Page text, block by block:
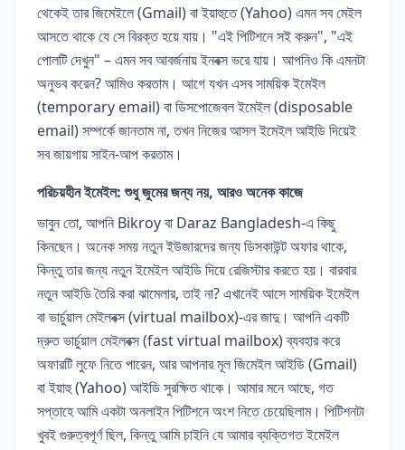
থেকেই তার জিমেইলে (Gmail) বা ইয়াহুতে (Yahoo) এমন সব মেইল
আসতে থাকে যে সে বিরক্ত হয়ে যায়। "এই পিটিশনে সই করুন", "এই
পোলটি দেখুন" – এমন সব আবর্জনায় ইনবক্স ভরে যায়। আপনিও কি এমনটা
অনুভব করেন? আমিও করতাম। আগে যখন এসব সাময়িক ইমেইল
(temporary email) বা ডিসপোজেবল ইমেইল (disposable
email) সম্পর্কে জানতাম না, তখন নিজের আসল ইমেইল আইডি দিয়েই
সব জায়গায় সাইন-আপ করতাম।
পরিচয়হীন ইমেইল: শুধু জুমের জন্য নয়, আরও অনেক কাজে
ভাবুন তো, আপনি Bikroy বা Daraz Bangladesh-এ কিছু
কিনছেন। অনেক সময় নতুন ইউজারদের জন্য ডিসকাউন্ট অফার থাকে,
কিন্তু তার জন্য নতুন ইমেইল আইডি দিয়ে রেজিস্টার করতে হয়। বারবার
নতুন আইডি তৈরি করা ঝামেলার, তাই না? এখানেই আসে সাময়িক ইমেইল
বা ভার্চুয়াল মেইলবক্স (virtual mailbox)-এর জাদু। আপনি একটি
দ্রুত ভার্চুয়াল মেইলবক্স (fast virtual mailbox) ব্যবহার করে
অফারটি লুফে নিতে পারেন, আর আপনার মূল জিমেইল আইডি (Gmail)
বা ইয়াহু (Yahoo) আইডি সুরক্ষিত থাকে। আমার মনে আছে, গত
সপ্তাহে আমি একটা অনলাইন পিটিশনে অংশ নিতে চেয়েছিলাম। পিটিশনটা
খুবই গুরুত্বপূর্ণ ছিল, কিন্তু আমি চাইনি যে আমার ব্যক্তিগত ইমেইল